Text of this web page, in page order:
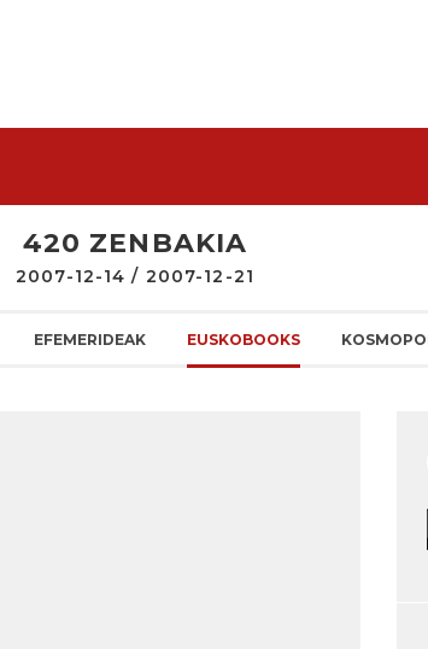
420 ZENBAKIA
2007-12-14 / 2007-12-21
EFEMERIDEAK EUSKOBOOKS